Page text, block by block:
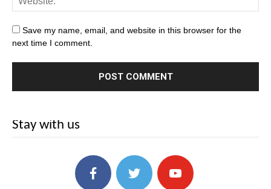
Save my name, email, and website in this browser for the
next time I comment.
Stay with us